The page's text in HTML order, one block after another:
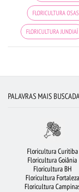
FLORICULTURA
FLORICULTURA JUNDIAÍ
FLORICULTURA
FLORES DO CAMPO
CESTA DE CHOCOLATE
PALAVRAS MAIS
Floricultura Curitiba
Floricultura Goiânia
Floricultura BH
Floricultura Fortaleza
Floricultura